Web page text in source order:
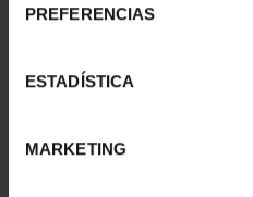
PREFERENCIAS
ESTADÍSTICA
MARKETING